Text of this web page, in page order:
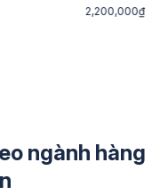
2,200,000₫
ngành hàng